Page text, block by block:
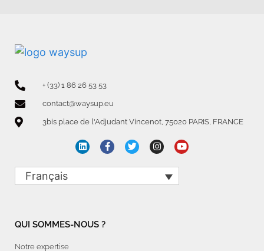
+ (33) 1 86 26 53 53
contact@waysup.eu
3bis place de l'Adjudant Vincenot, 75020 PARIS, FRANCE
Français
QUI SOMMES-NOUS ?
Notre expertise